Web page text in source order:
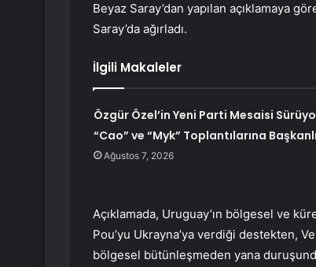
Beyaz Saray’dan yapılan açıklamaya
Saray’da ağırladı.
İlgili Makaleler
Özgür Özel’in Yeni Parti Mesaisi
“Cao” ve “Myk” Toplantılarına
Ağustos 7, 2026
Açıklamada, Uruguay’ın bölgesel ve
Pou’yu Ukrayna’ya verdiği destekten,
bölgesel bütünleşmeden yana